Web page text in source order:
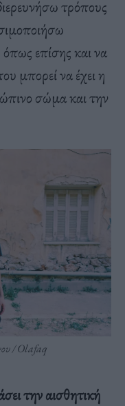
τρόπους
επίσης και να
μπορεί να έχει η
σώμα και την
/ Olafaq
την αισθητική